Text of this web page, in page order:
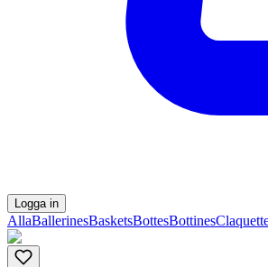
Logga in
AllaBallerinesBasketsBottesBottines